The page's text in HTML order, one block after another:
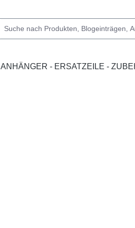
ANHÄNGER - ERSATZEILE -